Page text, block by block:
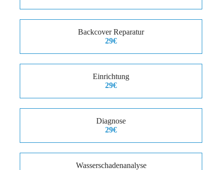
Backcover Reparatur
29€
Einrichtung
29€
Diagnose
29€
Wasserschadenanalyse